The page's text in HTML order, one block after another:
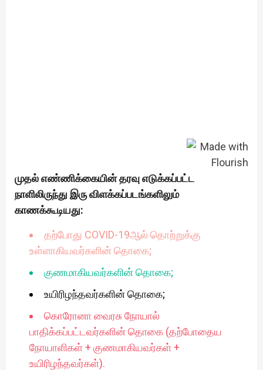
முதல் எண்ணிக்கையின் தரவு எடுக்கப்பட்ட
நாளிலிருந்து இரு விளக்கப்படங்களிலும்
காணக்கூடியது:
தற்போது COVID-19ஆல் தொற்றுக்கு
உள்ளாகியவர்களின் தொகை;
குணமாகியவர்களின் தொகை;
உயிரிழந்தவர்களின் தொகை;
கொரோனா வைரசு நோயால்
பாதிக்கப்பட்டவர்களின் தொகை (தற்போதைய
நோயாளிகள் + குணமாகியவர்கள் +
உயிரிழந்தவர்கள்).